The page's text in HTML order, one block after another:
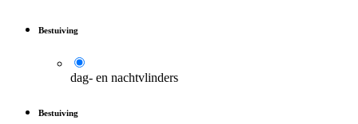
Bestuiving
dag- en nachtvlinders
Bestuiving